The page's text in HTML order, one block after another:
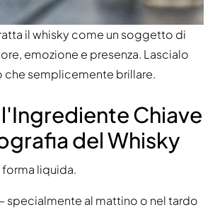
il whisky come un soggetto di
emozione e presenza. Lascialo
che semplicemente brillare.
l'Ingrediente Chiave
del Whisky
forma liquida.
specialmente al mattino o nel tardo